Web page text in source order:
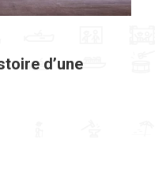
d’une